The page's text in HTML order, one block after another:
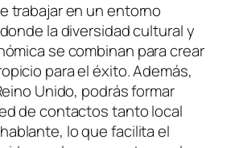
trabajar en un entorno
la diversidad cultural y
se combinan para crear
para el éxito. Además,
Unido, podrás formar
de contactos tanto local
lo que facilita el